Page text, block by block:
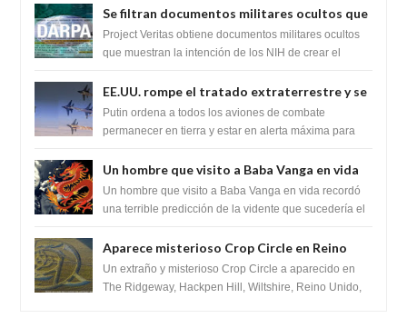
Se filtran documentos militares ocultos que
muestran la intención de los NIH de crear el
SARS-CoV-2, utilizando la investigación de
Project Veritas obtiene documentos militares ocultos
que muestran la intención de los NIH de crear el
EE.UU. rompe el tratado extraterrestre y se
prepara para destruir el misterioso satélite
"Caballero Negro"
Putin ordena a todos los aviones de combate
permanecer en tierra y estar en alerta máxima para
Un hombre que visito a Baba Vanga en vida
recordó la terrible predicción de la vidente
para febrero de 2022.
Un hombre que visito a Baba Vanga en vida recordó
una terrible predicción de la vidente que sucedería el
Aparece misterioso Crop Circle en Reino
Unido 23 de junio 2016
Un extraño y misterioso Crop Circle a aparecido en
The Ridgeway, Hackpen Hill, Wiltshire, Reino Unido,